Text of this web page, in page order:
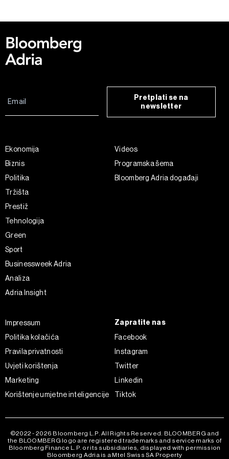
ažurirati klikom na „Prikaži detalje“. Privolu možete u bilo
Pretplati se na
newsletter
Ekonomija
Biznis
Politika
Tržišta
Prestiž
Tehnologija
Green
Sport
Businessweek Adria
Analiza
Adria Insight
Videos
Programska šema
Bloomberg Adria događaji
Impressum
Politika kolačića
Pravila privatnosti
Uvjeti korištenja
Marketing
Korištenje umjetne inteligencije
Zapratite nas
Facebook
Instagram
Twitter
Linkedin
Tiktok
©2022 - 2026 Bloomberg L.P. All Rights Reserved. BLOOMBERG and
the BLOOMBERG logo are registered trademarks and service marks of
Bloomberg Finance L.P. or its subsidiaries, displayed with permission
Bloomberg Adria is a Mtel Swiss SA Property